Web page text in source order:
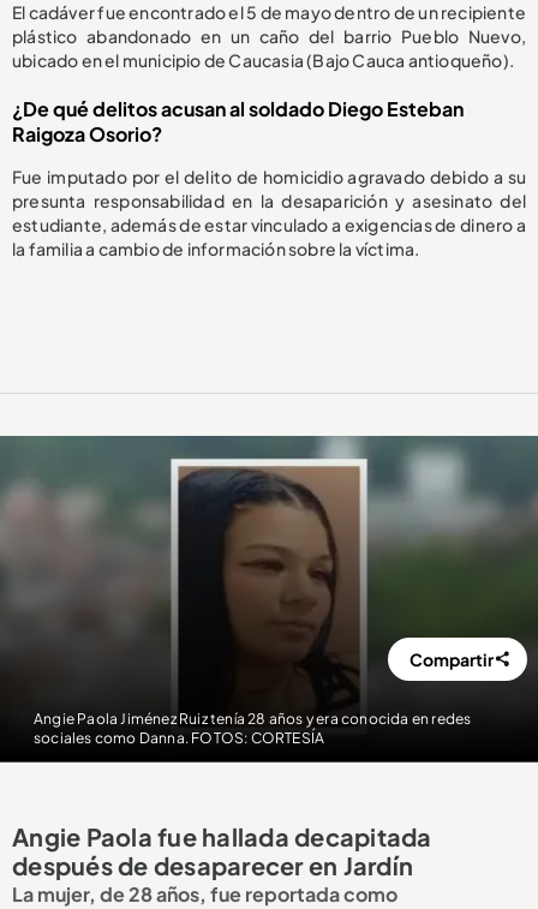
El cadáver fue encontrado el 5 de mayo dentro de un recipiente
plástico abandonado en un caño del barrio Pueblo Nuevo,
ubicado en el municipio de Caucasia (Bajo Cauca antioqueño).
¿De qué delitos acusan al soldado Diego Esteban
Raigoza Osorio?
Fue imputado por el delito de homicidio agravado debido a su
presunta responsabilidad en la desaparición y asesinato del
estudiante, además de estar vinculado a exigencias de dinero a
la familia a cambio de información sobre la víctima.
Angie Paola Jiménez Ruiz tenía 28 años y era conocida en redes
sociales como Danna. FOTOS: CORTESÍA
Compartir
Angie Paola fue hallada decapitada
después de desaparecer en Jardín
La mujer, de 28 años, fue reportada como